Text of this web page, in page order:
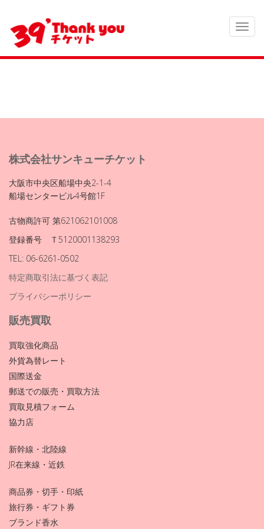
株式会社サンキューチケット
大阪市中央区船場中央2-1-4
船場センタービル4号館1F
古物商許可 第621062101008
登録番号 Ｔ5120001138293
TEL: 06-6261-0502
特定商取引法に基づく表記
プライバシーポリシー
販売買取
買取強化商品
外貨為替レート
国際送金
郵送での販売・買取方法
買取見積フォーム
協力店
新幹線・北陸線
JR在来線・近鉄
商品券・切手・印紙
旅行券・ギフト券
ブランド香水